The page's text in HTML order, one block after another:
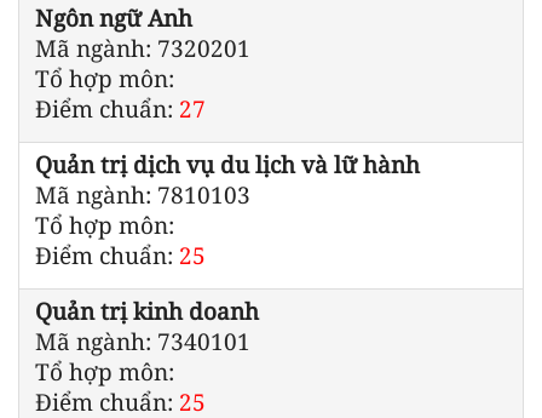
Ngôn ngữ Anh
Mã ngành: 7320201
Tổ hợp môn:
Điểm chuẩn: 27
Quản trị dịch vụ du lịch và lữ hành
Mã ngành: 7810103
Tổ hợp môn:
Điểm chuẩn: 25
Quản trị kinh doanh
Mã ngành: 7340101
Tổ hợp môn:
Điểm chuẩn: 25